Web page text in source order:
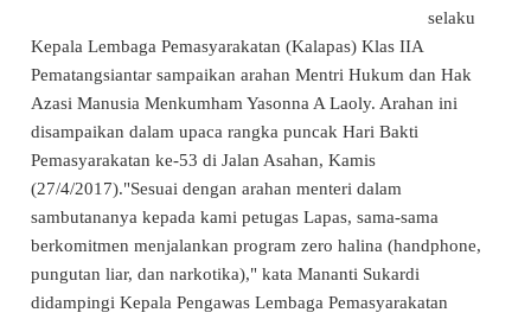
selaku
Kepala Lembaga Pemasyarakatan (Kalapas) Klas IIA
Pematangsiantar sampaikan arahan Mentri Hukum dan Hak
Azasi Manusia Menkumham Yasonna A Laoly. Arahan ini
disampaikan dalam upaca rangka puncak Hari Bakti
Pemasyarakatan ke-53 di Jalan Asahan, Kamis
(27/4/2017)."Sesuai dengan arahan menteri dalam
sambutananya kepada kami petugas Lapas, sama-sama
berkomitmen menjalankan program zero halina (handphone,
pungutan liar, dan narkotika)," kata Mananti Sukardi
didampingi Kepala Pengawas Lembaga Pemasyarakatan